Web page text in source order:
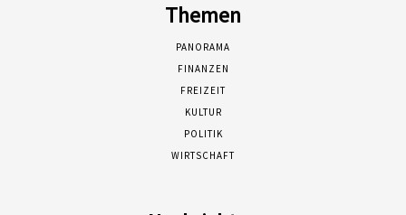
Themen
PANORAMA
FINANZEN
FREIZEIT
KULTUR
POLITIK
WIRTSCHAFT